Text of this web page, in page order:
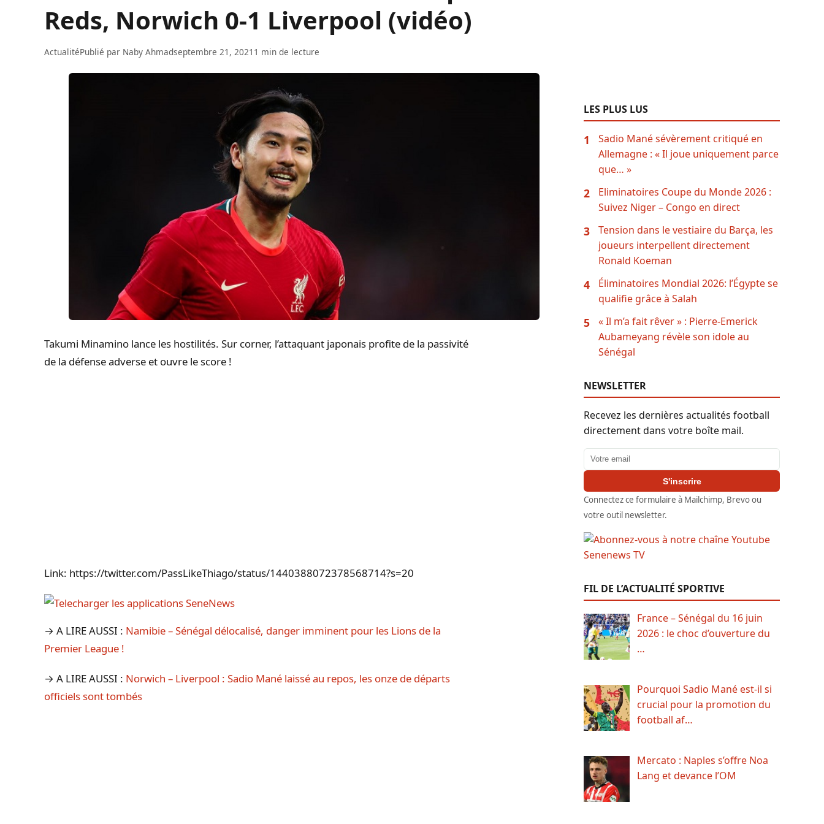
Reds, Norwich 0-1 Liverpool (vidéo)
ActualitéPublié par Naby Ahmadseptembre 21, 2021 1 min de lecture
Takumi Minamino lance les hostilités. Sur corner, l’attaquant japonais profite de la passivité
de la défense adverse et ouvre le score !
Link: https://twitter.com/PassLikeThiago/status/1440388072378568714?s=20
→ A LIRE AUSSI : Namibie – Sénégal délocalisé, danger imminent pour les Lions de la
Premier League !
→ A LIRE AUSSI : Norwich – Liverpool : Sadio Mané laissé au repos, les onze de départs
officiels sont tombés
LES PLUS LUS
1
Sadio Mané sévèrement critiqué en
Allemagne : « Il joue uniquement parce
que… »
2
Eliminatoires Coupe du Monde 2026 :
Suivez Niger – Congo en direct
3
Tension dans le vestiaire du Barça, les
joueurs interpellent directement
Ronald Koeman
4
Éliminatoires Mondial 2026: l’Égypte se
qualifie grâce à Salah
5
« Il m’a fait rêver » : Pierre-Emerick
Aubameyang révèle son idole au
Sénégal
NEWSLETTER
Recevez les dernières actualités football
directement dans votre boîte mail.
Adresse email
S'inscrire
Connectez ce formulaire à Mailchimp, Brevo ou
votre outil newsletter.
FIL DE L’ACTUALITÉ SPORTIVE
France – Sénégal du 16 juin
2026 : le choc d’ouverture du
…
Pourquoi Sadio Mané est-il si
crucial pour la promotion du
football af…
Mercato : Naples s’offre Noa
Lang et devance l’OM